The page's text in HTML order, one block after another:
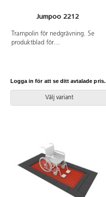
Jumpoo 2212
Trampolin för nedgrävning. Se
produktblad för
användas. Den senaste versionen
Inkluderar markförankring K16.
Logga in för att se ditt avtalade pris.
Välj variant